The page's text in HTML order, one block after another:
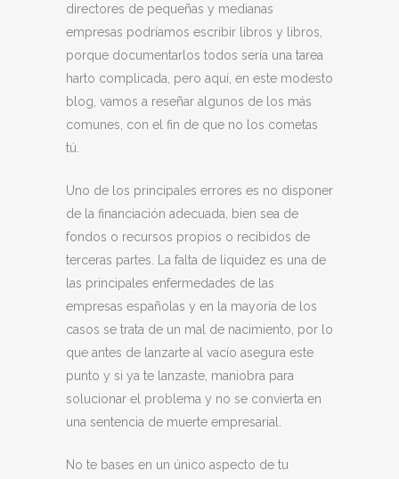
directores de pequeñas y medianas
empresas podríamos escribir libros y libros,
porque documentarlos todos sería una tarea
harto complicada, pero aquí, en este modesto
blog, vamos a reseñar algunos de los más
comunes, con el fin de que no los cometas
tú.
Uno de los principales errores es no disponer
de la financiación adecuada, bien sea de
fondos o recursos propios o recibidos de
terceras partes. La falta de liquidez es una de
las principales enfermedades de las
empresas españolas y en la mayoría de los
casos se trata de un mal de nacimiento, por lo
que antes de lanzarte al vacío asegura este
punto y si ya te lanzaste, maniobra para
solucionar el problema y no se convierta en
una sentencia de muerte empresarial.
No te bases en un único aspecto de tu